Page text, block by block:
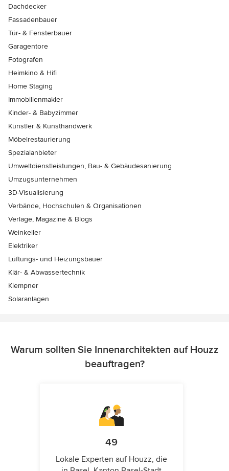
Dachdecker
Fassadenbauer
Tür- & Fensterbauer
Garagentore
Fotografen
Heimkino & Hifi
Home Staging
Immobilienmakler
Kinder- & Babyzimmer
Künstler & Kunsthandwerk
Möbelrestaurierung
Spezialanbieter
Umweltdienstleistungen, Bau- & Gebäudesanierung
Umzugsunternehmen
3D-Visualisierung
Verbände, Hochschulen & Organisationen
Verlage, Magazine & Blogs
Weinkeller
Elektriker
Lüftungs- und Heizungsbauer
Klär- & Abwassertechnik
Klempner
Solaranlagen
Warum sollten Sie Innenarchitekten auf Houzz
beauftragen?
49
Lokale Experten auf Houzz, die